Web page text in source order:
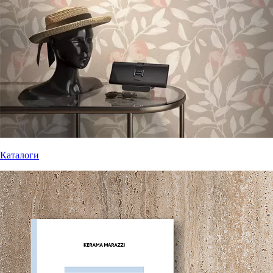
Каталоги